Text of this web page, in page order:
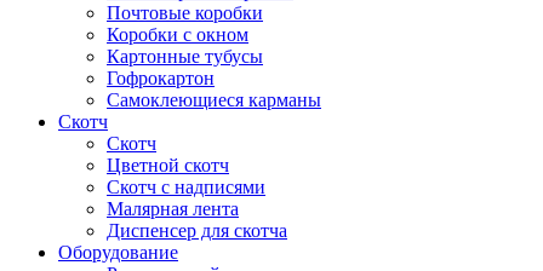
Почтовые коробки
Коробки с окном
Картонные тубусы
Гофрокартон
Самоклеющиеся карманы
Скотч
Скотч
Цветной скотч
Скотч с надписями
Малярная лента
Диспенсер для скотча
Оборудование